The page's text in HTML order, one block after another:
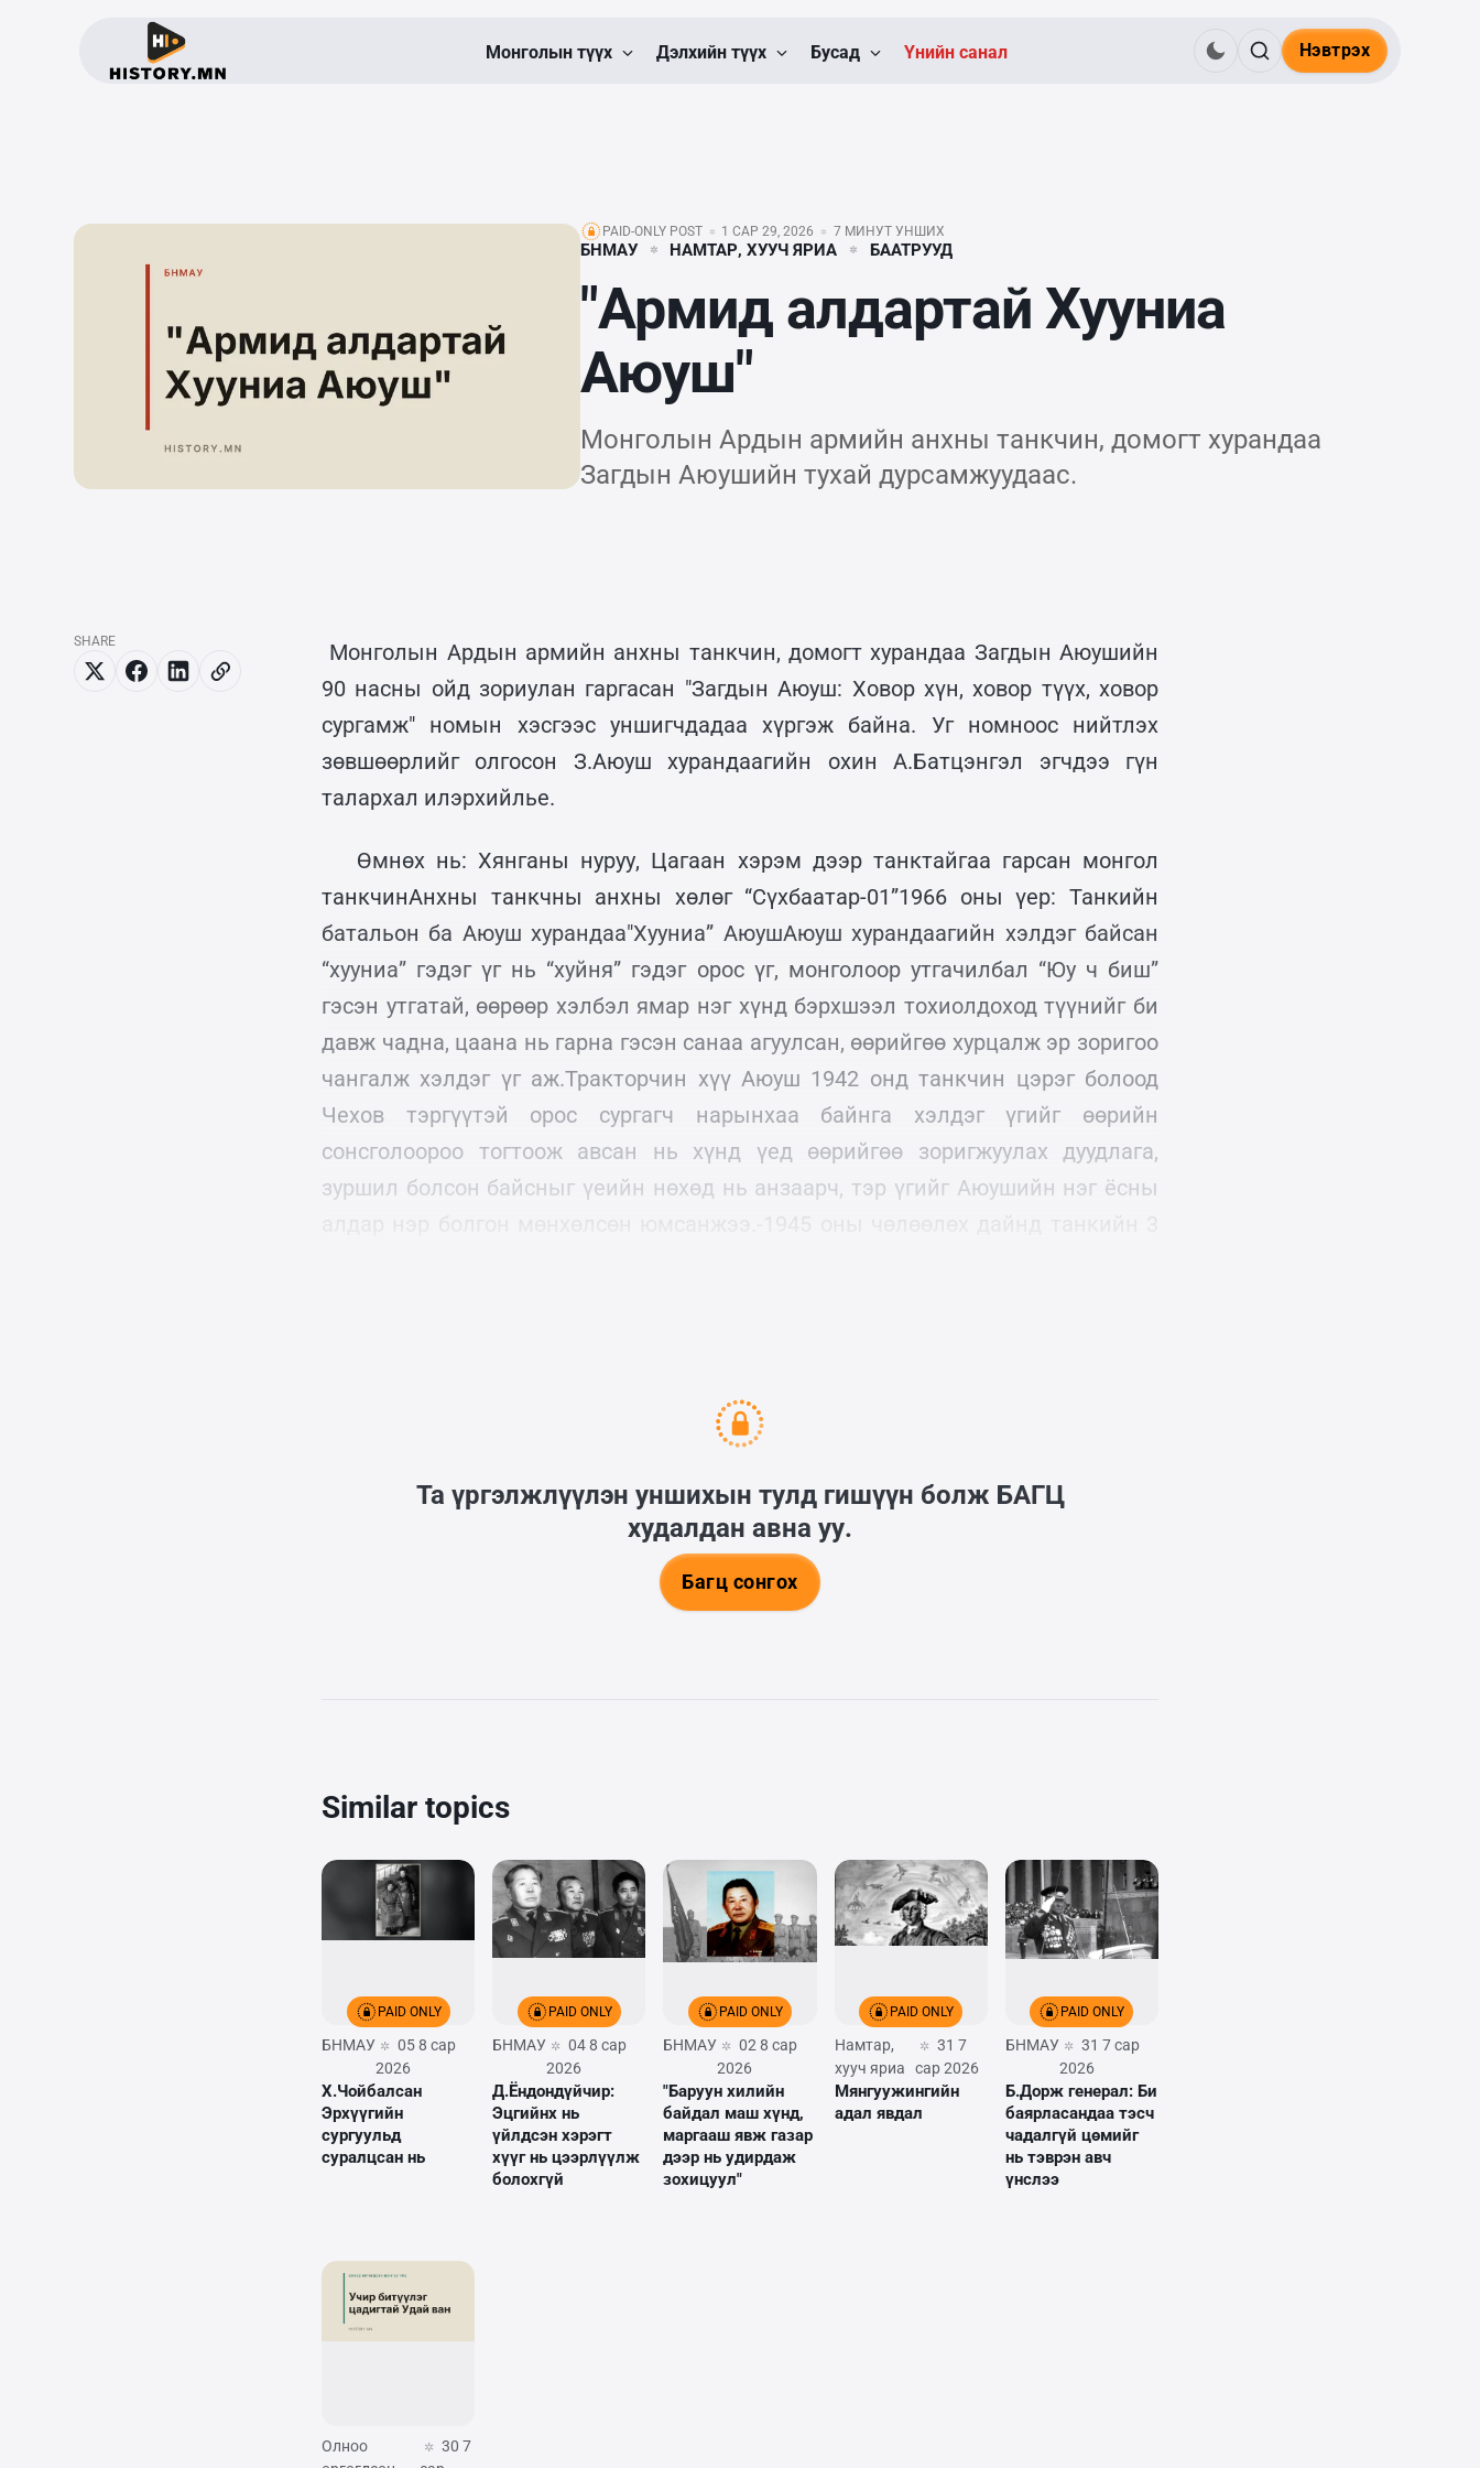
Монголын түүх Дэлхийн түүх Бусад Үнийн санал Нэвтрэх
PAID-ONLY POST 1 САР 29, 2026 7 МИНУТ УНШИХ
БНМАУ НАМТАР, ХУУЧ ЯРИА БААТРУУД
"Армид алдартай Хууниа
Аюуш"
Монголын Ардын армийн анхны танкчин, домогт хурандаа
Загдын Аюушийн тухай дурсамжуудаас.
Монголын Ардын армийн анхны танкчин, домогт хурандаа Загдын Аюушийн
90 насны ойд зориулан гаргасан "Загдын Аюуш: Ховор хүн, ховор түүх, ховор
сургамж" номын хэсгээс уншигчдадаа хүргэж байна. Уг номноос нийтлэх
зөвшөөрлийг олгосон З.Аюуш хурандаагийн охин А.Батцэнгэл эгчдээ гүн
талархал илэрхийлье.
Өмнөх нь: Хянганы нуруу, Цагаан хэрэм дээр танктайгаа гарсан монгол
танкчинАнхны танкчны анхны хөлөг “Сүхбаатар-01”1966 оны үер: Танкийн
батальон ба Аюуш хурандаа"Хууниа” АюушАюуш хурандаагийн хэлдэг байсан
“хууниа” гэдэг үг нь “хуйня” гэдэг орос үг, монголоор утгачилбал “Юу ч биш”
гэсэн утгатай, өөрөөр хэлбэл ямар нэг хүнд бэрхшээл тохиолдоход түүнийг би
давж чадна, цаана нь гарна гэсэн санаа агуулсан, өөрийгөө хурцалж эр зоригоо
чангалж хэлдэг үг аж.Тракторчин хүү Аюуш 1942 онд танкчин цэрэг болоод
Чехов тэргүүтэй орос сургагч нарынхаа байнга хэлдэг үгийг өөрийн
сонсголоороо тогтоож авсан нь хүнд үед өөрийгөө зоригжуулах дуудлага,
зуршил болсон байсныг үеийн нөхөд нь анзаарч, тэр үгийг Аюушийн нэг ёсны
Та үргэлжлүүлэн уншихын тулд гишүүн болж БАГЦ
худалдан авна уу.
Багц сонгох
SHARE
Similar topics
PAID ONLY
БНМАУ
05 8 сар
2026
Х.Чойбалсан
Эрхүүгийн
сургуульд
суралцсан нь
PAID ONLY
БНМАУ
04 8 сар
2026
Д.Ёндондүйчир:
Эцгийнх нь
үйлдсэн хэрэгт
хүүг нь цээрлүүлж
болохгүй
PAID ONLY
БНМАУ
02 8 сар
2026
"Баруун хилийн
байдал маш хүнд,
маргааш явж газар
дээр нь удирдаж
зохицуул"
PAID ONLY
Намтар,
хууч яриа
31 7
сар 2026
Мянгуужингийн
адал явдал
PAID ONLY
БНМАУ
31 7 сар
2026
Б.Дорж генерал: Би
баярласандаа тэсч
чадалгүй цөмийг
нь тэврэн авч
үнслээ
Олноо
30 7